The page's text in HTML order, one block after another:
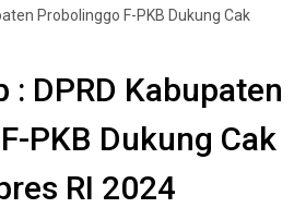
Probolinggo F-PKB Dukung Cak
: DPRD Kabupaten
PKB Dukung Cak
RI 2024